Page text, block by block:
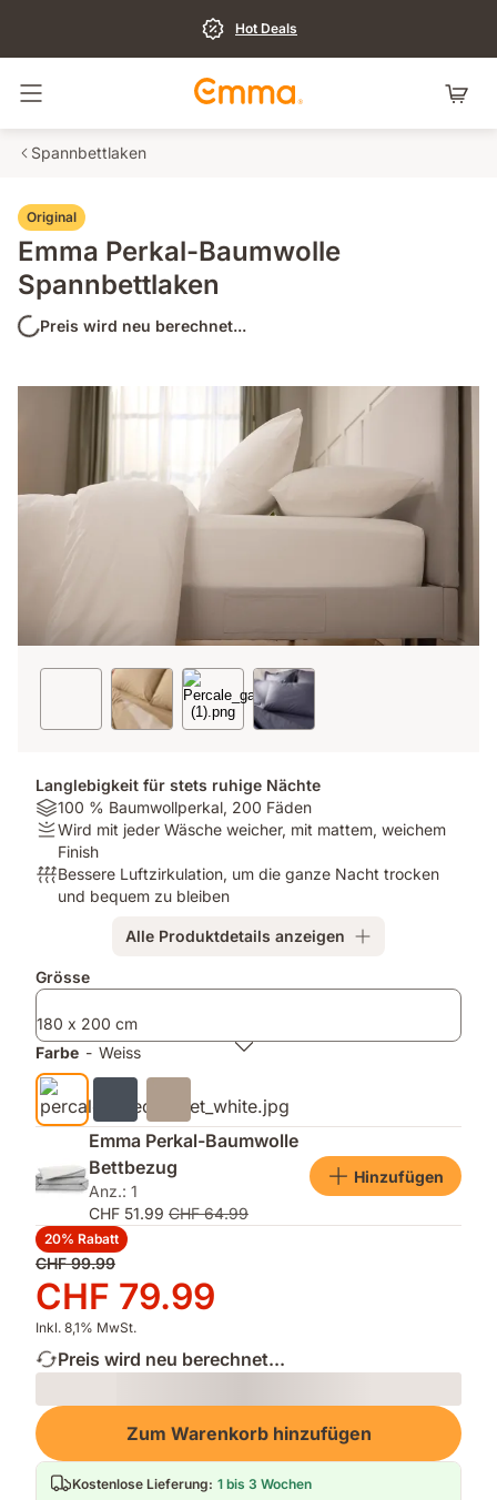
Hot Deals
Navigation umschalten
Spannbettlaken
Original
Emma Perkal-Baumwolle
Spannbettlaken
Preis wird neu berechnet...
Langlebigkeit für stets ruhige Nächte
Material:
100
Baumwollperkal,
200
100 % Baumwollperkal, 200 Fäden
Firmness:
Wird
mit
jeder
mattem,
Finish
Wird mit jeder Wäsche weicher, mit mattem, weichem
Finish
Atmungsaktivität:
Bessere
ganze
trocken
und
bequem
zu
bleiben
Bessere Luftzirkulation, um die ganze Nacht trocken
und bequem zu bleiben
Alle Produktdetails anzeigen
Zusatzprodukte
Grösse
180 x 200 cm
Farbe - Weiss
Emma Perkal-Baumwolle
Bettbezug
Anz.: 1
CHF 51.99 CHF 64.99
Hinzufügen
20% Rabatt
Ursprünglicher
Preis
CHF 99.99
CHF 99.99
Preis
CHF 79.99
CHF 79.99
Inkl. 8,1% MwSt.
Preis wird neu berechnet...
Loading
Zum Warenkorb hinzufügen
Kostenlose Lieferung: 1 bis 3 Wochen